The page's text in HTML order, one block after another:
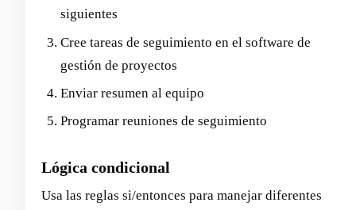
siguientes
Cree tareas de seguimiento en el software de
gestión de proyectos
Enviar resumen al equipo
Programar reuniones de seguimiento
Lógica condicional
Usa las reglas si/entonces para manejar diferentes